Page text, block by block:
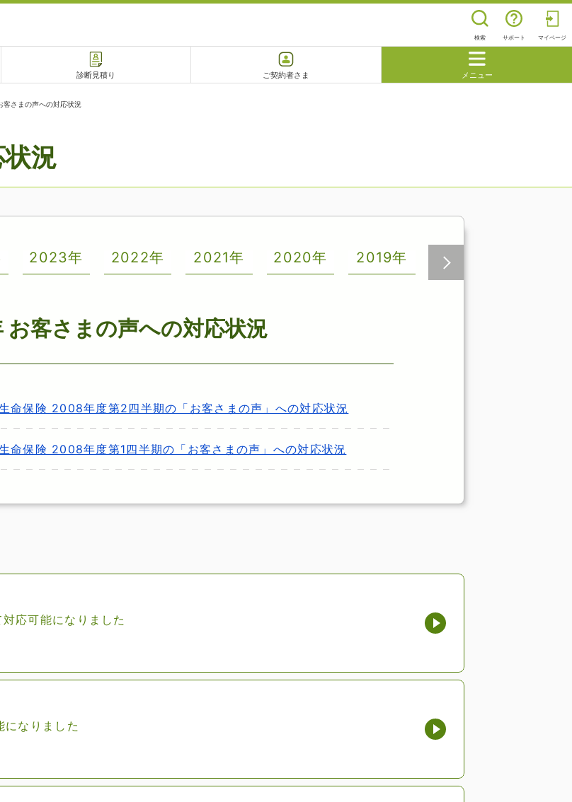
検索 サポート マイページ
診断見積り ご契約者さま メニュー
客さまの声への対応状況
況
2023年 2022年 2021年 2020年 2019年 2018年
客さまの声への対応状況
命保険 2008年度第2四半期の「お客さまの声」への対応状況
命保険 2008年度第1四半期の「お客さまの声」への対応状況
応可能になりました
になりました